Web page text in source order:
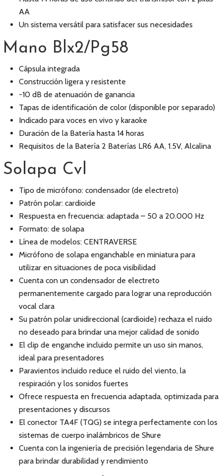
AA
Un sistema versátil para satisfacer sus necesidades
Mano Blx2/Pg58
Cápsula integrada
Construcción ligera y resistente
-10 dB de atenuación de ganancia
Tapas de identificación de color (disponible por separado)
Indicado para voces en vivo y karaoke
Duración de la Batería hasta 14 horas
Requisitos de la Batería 2 Baterías LR6 AA, 1.5V, Alcalina
Solapa Cvl
Tipo de micrófono: condensador (de electreto)
Patrón polar: cardioide
Respuesta en frecuencia: adaptada – 50 a 20.000 Hz
Formato: de solapa
Línea de modelos: CENTRAVERSE
Micrófono de solapa enganchable en miniatura para
utilizar en situaciones de poca visibilidad
Cuenta con un condensador de electreto
permanentemente cargado para lograr una reproducción
vocal clara
Su patrón polar unidireccional (cardioide) rechaza el ruido
no deseado para brindar una mejor calidad de sonido
El clip de enganche incluido permite un uso sin manos,
ideal para presentadores
Paravientos incluido reduce el ruido del viento, la
respiración y los sonidos fuertes
Ofrece respuesta en frecuencia adaptada, optimizada para
presentaciones y discursos
El conector TA4F (TQG) se integra perfectamente con los
sistemas de cuerpo inalámbricos de Shure
Cuenta con la ingeniería de precisión legendaria de Shure
para brindar durabilidad y rendimiento